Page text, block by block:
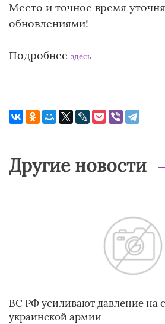
Место и точное время
обновлениями!
Подробнее здесь
Другие новости
ВС РФ усиливают давление на
украинской армии